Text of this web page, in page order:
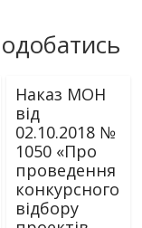
Наказ МОН
від
02.10.2018 №
1050 «Про
проведення
конкурсного
відбору